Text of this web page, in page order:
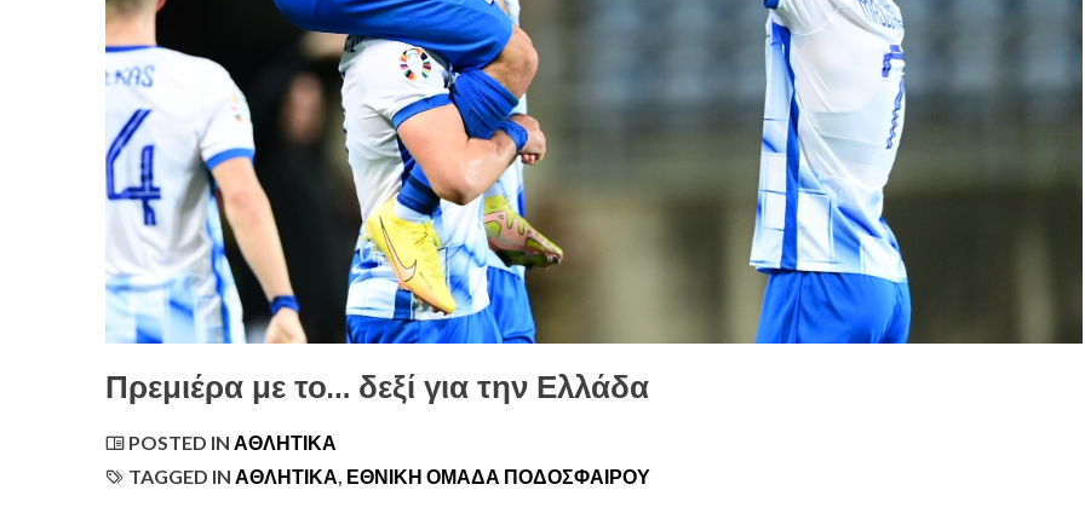
Πρεμιέρα με το… δεξί για την Ελλάδα
POSTED IN ΑΘΛΗΤΙΚΆ
TAGGED IN ΑΘΛΗΤΙΚΆ, ΕΘΝΙΚΉ ΟΜΆΔΑ ΠΟΔΟΣΦΑΊΡΟΥ